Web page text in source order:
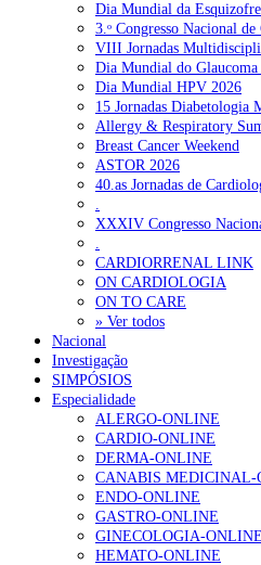
RECENTES
Quase 11.900 jovens recorreram
ULS de Coimbra estreia cirurgia
Enfermeiros exigem
Ordem dos Médicos alerta para
Portugal está a formar os médicos
MAIS LIDAS
Enfermagem Forense.
203 visualizações
1.º Episódio do Podcast
169 visualizações
Dia Mundial da
3.ᵒ Congresso Nacional
VIII Jornadas
Dia Mundial do Glaucoma
Dia Mundial HPV 2026
15 Jornadas Diabetologia
Allergy & Respiratory
Breast Cancer Weekend
ASTOR 2026
40.as Jornadas de
.
XXXIV Congresso
.
CARDIORRENAL LINK
ON CARDIOLOGIA
ON TO CARE
» Ver todos
Nacional
Investigação
SIMPÓSIOS
Especialidade
ALERGO-ONLINE
CARDIO-ONLINE
DERMA-ONLINE
CANABIS MEDICINAL-
ENDO-ONLINE
GASTRO-ONLINE
GINECOLOGIA-ONLINE
HEMATO-ONLINE